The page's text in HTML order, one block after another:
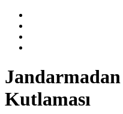
Jandarmadan
Kutlaması